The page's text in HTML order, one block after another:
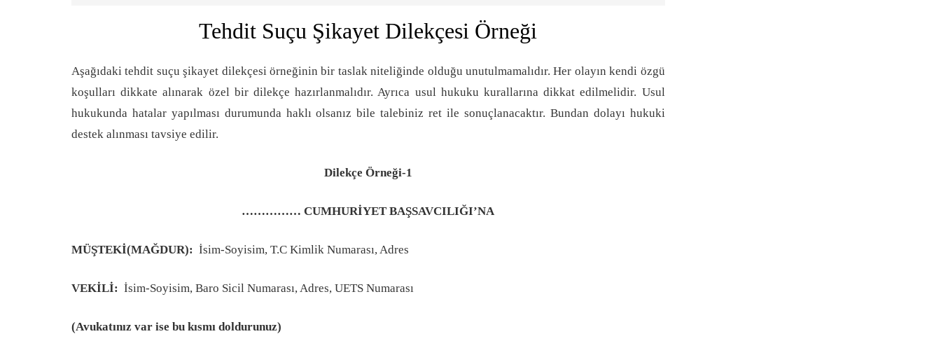
Tehdit Suçu Şikayet Dilekçesi Örneği
Aşağıdaki tehdit suçu şikayet dilekçesi örneğinin bir taslak niteliğinde olduğu unutulmamalıdır. Her olayın kendi özgü
koşulları dikkate alınarak özel bir dilekçe hazırlanmalıdır. Ayrıca usul hukuku kurallarına dikkat edilmelidir. Usul
hukukunda hatalar yapılması durumunda haklı olsanız bile talebiniz ret ile sonuçlanacaktır. Bundan dolayı hukuki
destek alınması tavsiye edilir.
Dilekçe Örneği-1
…………… CUMHURİYET BAŞSAVCILIĞI’NA
MÜŞTEKİ(MAĞDUR): İsim-Soyisim, T.C Kimlik Numarası, Adres
VEKİLİ: İsim-Soyisim, Baro Sicil Numarası, Adres, UETS Numarası
(Avukatınız var ise bu kısmı doldurunuz)